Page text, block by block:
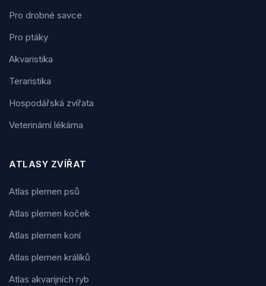
Pro drobné savce
Pro ptáky
Akvaristika
Teraristika
Hospodářská zvířata
Veterinární lékárna
ATLASY ZVÍŘAT
Atlas plemen psů
Atlas plemen koček
Atlas plemen koní
Atlas plemen králíků
Atlas akvarijních ryb